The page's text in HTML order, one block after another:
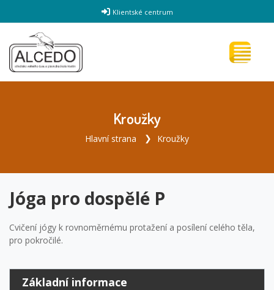
Klientské centrum
Kroužky
Hlavní strana Kroužky
Jóga pro dospělé P
Cvičení jógy k rovnoměrnému protažení a posílení celého těla,
pro pokročilé.
Základní informace